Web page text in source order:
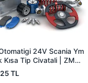
24V Scania Ym
Kısa Tip Civatali | ZM
OEM 0011526310
TL